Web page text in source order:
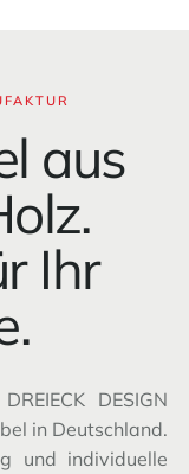
aus
Ihr
DESIGN
in Deutschland.
und individuelle